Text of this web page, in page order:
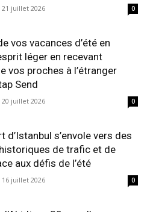
21 juillet 2026 0
vos vacances d’été en
léger en recevant
vos proches à l’étranger
Send
20 juillet 2026 0
d’Istanbul s’envole vers des
de trafic et de
aux défis de l’été
16 juillet 2026 0